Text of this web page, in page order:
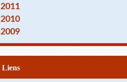
2011
2010
2009
Liens